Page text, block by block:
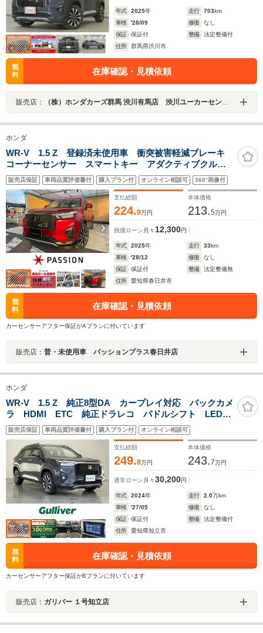
年式 2025年 走行 703km
車検
'28/09 修復
なし
保証
保証付 整備
法定整備付
住所
群馬県渋川市
無
料
在庫確認・見積依頼
販売店： （株）ホンダカーズ群馬 渋川有馬店 渋川ユーカーセンター
ホンダ
WR-V 1.5 Z 登録済未使用車 衝突被害軽減ブレーキ
コーナーセンサー スマートキー アダクティブクルー
ズコントロール LEDヘッドライト バックカメラ ア
ルミホイール 電動格納ドアミラー オートエアコン
保証あり
販売店保証 車両品質評価書付 購入プラン付 オンライン相談可 360°画像付
支払総額
224.9万円
本体価格
213.5万円
残価ローン 月々12,300円
年式 2025年 走行 33km
車検
'28/12 修復
なし
保証
保証付 整備
法定整備無
住所
愛知県春日井市
無
料
在庫確認・見積依頼
カーセンサーアフター保証がAプランに付いています
販売店： 普・未使用車 パッションプラス春日井店
ホンダ
WR-V 1.5 Z 純正8型DA カープレイ対応 バックカメ
ラ HDMI ETC 純正ドラレコ パドルシフト LEDオ
ートライト フォグ ハーフレザー コーナーセンサ
ー ホンダセンシング 衝突軽減 車線逸脱 1オナ 禁
販売店保証 車両品質評価書付 購入プラン付 オンライン相談可
支払総額
249.8万円
本体価格
243.7万円
通常ローン 月々30,200円
年式 2024年 走行 2.0万km
車検
'27/05 修復
なし
保証
保証付 整備
法定整備付
住所
愛知県知立市
無
料
在庫確認・見積依頼
カーセンサーアフター保証がBプランに付いています
販売店： ガリバー １号知立店